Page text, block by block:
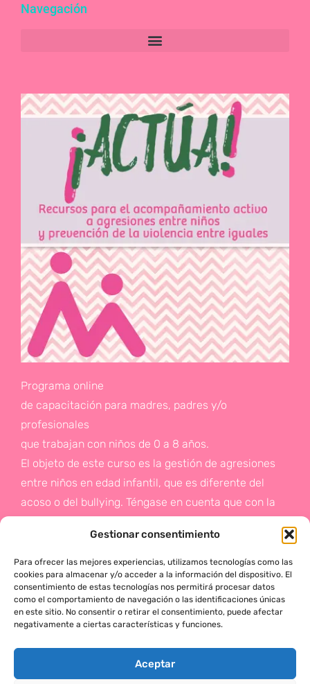
Gestionar consentimiento
Para ofrecer las mejores experiencias, utilizamos tecnologías como las
cookies para almacenar y/o acceder a la información del dispositivo. El
consentimiento de estas tecnologías nos permitirá procesar datos
como el comportamiento de navegación o las identificaciones únicas
en este sitio. No consentir o retirar el consentimiento, puede afectar
negativamente a ciertas características y funciones.
Aceptar
Navegación
Programa online
de capacitación para madres, padres y/o
profesionales
que trabajan con niños de 0 a 8 años.
El objeto de este curso es la gestión de agresiones
entre niños en edad infantil, que es diferente del
acoso o del bullying. Téngase en cuenta que con la
de la prevención a un problema que suele aparecer
en etapas posteriores como es el acoso.
Si deseas más información,
haz click en este enlace: